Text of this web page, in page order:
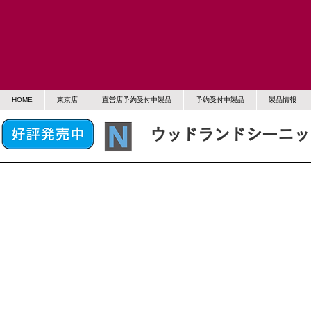
HOME 東京店 直営店予約受付中製品 予約受付中製品 製品情報
ウッドランドシーニ